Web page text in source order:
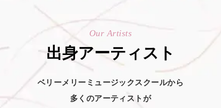
Our Artists
出身アーティスト
ベリーメリーミュージックスクールから
多くのアーティストが